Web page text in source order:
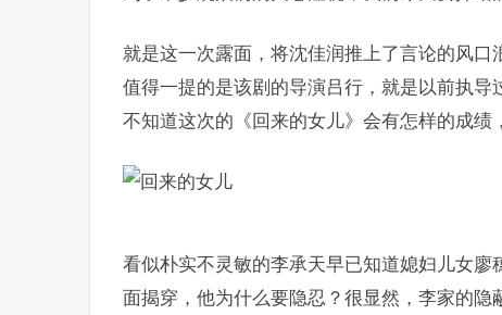
就是这一次露面，将沈佳润推上了言论的风口
值得一提的是该剧的导演吕行，就是以前执
不知道这次的《回来的女儿》会有怎样的成绩
看似朴实不灵敏的李承天早已知道媳妇儿女
面揭穿，他为什么要隐忍？很显然，李家的隐